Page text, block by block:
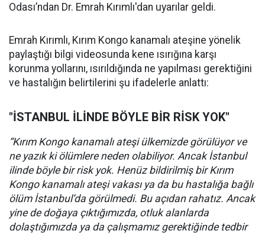
Odası’ndan Dr. Emrah Kırımlı'dan uyarılar geldi.
Emrah Kırımlı, Kırım Kongo kanamalı ateşine yönelik
paylaştığı bilgi videosunda kene ısırığına karşı
korunma yollarını, ısırıldığında ne yapılması gerektiğini
ve hastalığın belirtilerini şu ifadelerle anlattı:
"İSTANBUL İLİNDE BÖYLE BİR RİSK YOK"
“Kırım Kongo kanamalı ateşi ülkemizde görülüyor ve
ne yazık ki ölümlere neden olabiliyor. Ancak İstanbul
ilinde böyle bir risk yok. Henüz bildirilmiş bir Kırım
Kongo kanamalı ateşi vakası ya da bu hastalığa bağlı
ölüm İstanbul’da görülmedi. Bu açıdan rahatız. Ancak
yine de doğaya çıktığımızda, otluk alanlarda
dolaştığımızda ya da çalışmamız gerektiğinde tedbir